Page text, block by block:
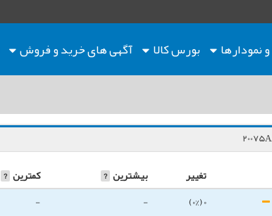
و نمودارها بورس کالا آگهی های خرید و فروش
تغییر بیشترین ? کمترین ?
0 (0%)
-
-